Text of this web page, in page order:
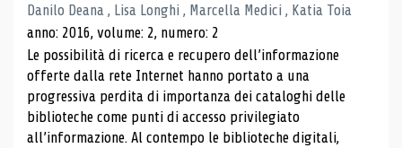
Danilo Deana , Lisa Longhi , Marcella Medici , Katia Toia
anno: 2016, volume: 2, numero: 2
Le possibilità di ricerca e recupero dell’informazione
offerte dalla rete Internet hanno portato a una
progressiva perdita di importanza dei cataloghi delle
biblioteche come punti di accesso privilegiato
all’informazione. Al contempo le biblioteche digitali,